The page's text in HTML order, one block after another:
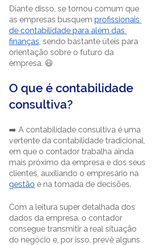
Diante disso, se tornou comum que
as empresas busquem profissionais
de contabilidade para além das
finanças , sendo bastante úteis para
orientação sobre o futuro da
empresa. 😃
O que é contabilidade
consultiva?
➡️ A contabilidade consultiva é uma
vertente da contabilidade tradicional,
em que o contador trabalha ainda
mais próximo da empresa e dos seus
clientes, auxiliando o empresário na
gestão e na tomada de decisões.
Com a leitura super detalhada dos
dados da empresa, o contador
consegue transmitir a real situação
do negócio e, por isso, prevê alguns